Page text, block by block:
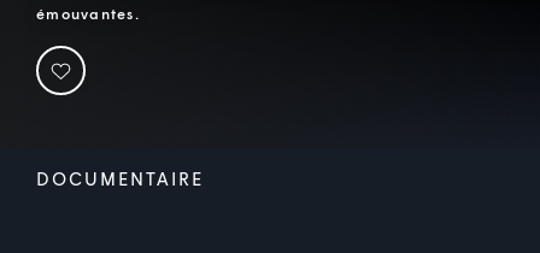
émouvantes.
DOCUMENTAIRE